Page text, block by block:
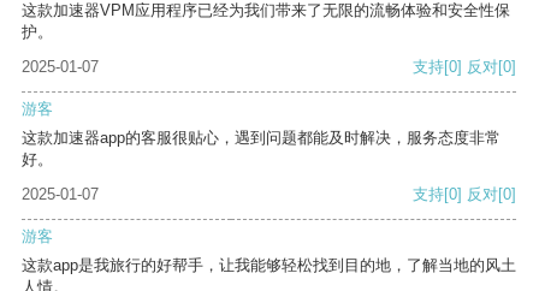
这款加速器VPM应用程序已经为我们带来了无限的流畅体验和安全性保
护。
2025-01-07
支持[0] 反对[0]
游客
这款加速器app的客服很贴心，遇到问题都能及时解决，服务态度非常
好。
2025-01-07
支持[0] 反对[0]
游客
这款app是我旅行的好帮手，让我能够轻松找到目的地，了解当地的风土
人情。